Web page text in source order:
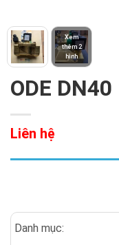
Xem
thêm 2
hình
ODE
Liên hệ
Danh mục: